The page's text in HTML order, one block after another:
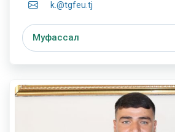
k.@tgfeu.tj
Муфассал